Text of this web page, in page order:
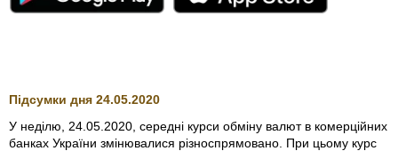
Підсумки дня 24.05.2020
У неділю, 24.05.2020, середні курси обміну валют в комерційних
банках України змінювалися різноспрямовано. При цьому курс